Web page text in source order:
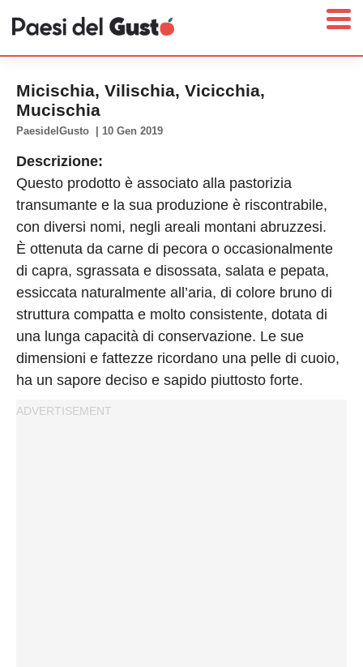
News
Interviste
Territori
Prodotti
Answer
Newsletter
Privacy
Policy
Cookies
Micischia, Vilischia, Vicicchia,
Mucischia
PaesidelGusto 10 Gen 2019
Descrizione:
Questo prodotto è associato alla pastorizia
transumante e la sua produzione è riscontrabile,
con diversi nomi, negli areali montani abruzzesi.
È ottenuta da carne di pecora o occasionalmente
di capra, sgrassata e disossata, salata e pepata,
essiccata naturalmente all’aria, di colore bruno di
struttura compatta e molto consistente, dotata di
una lunga capacità di conservazione. Le sue
dimensioni e fattezze ricordano una pelle di cuoio,
ha un sapore deciso e sapido piuttosto forte.